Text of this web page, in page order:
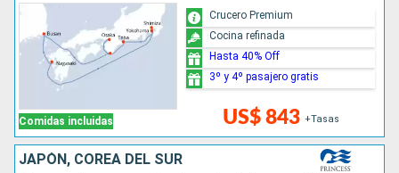
Comidas incluidas US$ 843 +Tasas
Crucero Premium
Cocina refinada
Hasta 40% Off
3º y 4º pasajero gratis
JAPÓN, COREA DEL SUR